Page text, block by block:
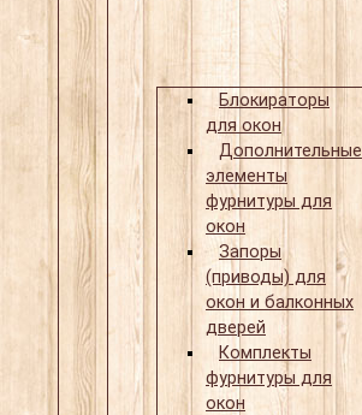
Блокираторы
для окон
Дополнительные
элементы
фурнитуры для
окон
Запоры
(приводы) для
окон и балконных
дверей
Комплекты
фурнитуры для
окон